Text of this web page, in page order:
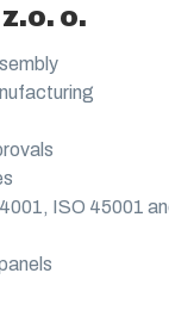
o.
ISO 45001